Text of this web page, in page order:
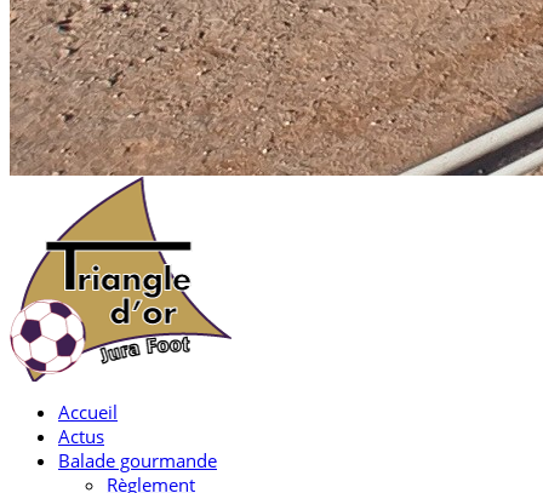
Accueil
Actus
Balade gourmande
Règlement